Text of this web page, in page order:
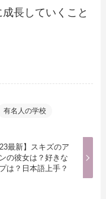
長していくこと
有名人の学校
最新】スキズのア
の彼女は？好きな
は？日本語上手？